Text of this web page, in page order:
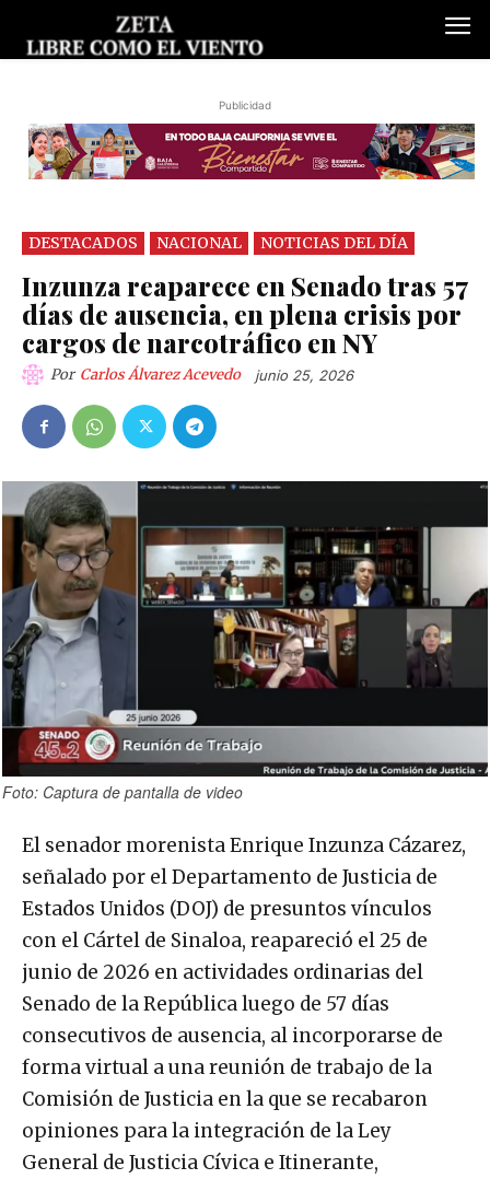
Publicidad
DESTACADOS NACIONAL NOTICIAS DEL DÍA
Inzunza reaparece en Senado tras 57
días de ausencia, en plena crisis por
cargos de narcotráfico en NY
Por Carlos Álvarez Acevedo junio 25, 2026
Foto: Captura de pantalla de video
El senador morenista Enrique Inzunza Cázarez,
señalado por el Departamento de Justicia de
Estados Unidos (DOJ) de presuntos vínculos
con el Cártel de Sinaloa, reapareció el 25 de
junio de 2026 en actividades ordinarias del
Senado de la República luego de 57 días
consecutivos de ausencia, al incorporarse de
forma virtual a una reunión de trabajo de la
Comisión de Justicia en la que se recabaron
opiniones para la integración de la Ley
General de Justicia Cívica e Itinerante,